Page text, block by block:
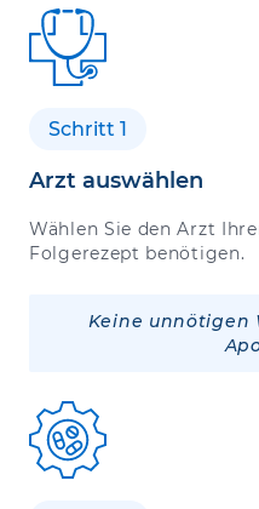
Schritt 1
Arzt auswählen
Wählen Sie den Arzt
Folgerezept benötigen.
Keine unnötigen